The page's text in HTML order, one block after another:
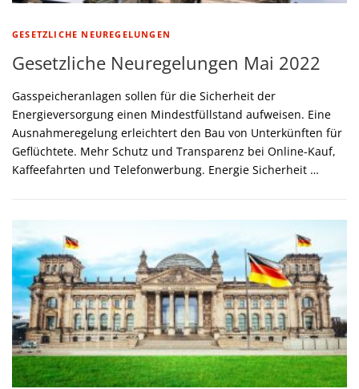
GESETZLICHE NEUREGELUNGEN
Gesetzliche Neuregelungen Mai 2022
Gasspeicheranlagen sollen für die Sicherheit der
Energieversorgung einen Mindestfüllstand aufweisen. Eine
Ausnahmeregelung erleichtert den Bau von Unterkünften für
Geflüchtete. Mehr Schutz und Transparenz bei Online-Kauf,
Kaffeefahrten und Telefonwerbung. Energie Sicherheit …